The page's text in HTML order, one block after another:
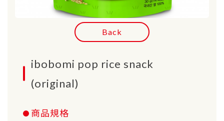
Back
ibobomi pop rice snack
(original)
商品規格